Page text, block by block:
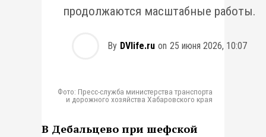
продолжаются масштабные работы.
By DVlife.ru on 25 июня 2026, 10:07
Фото: Пресс-служба министерства транспорта
и дорожного хозяйства Хабаровского края
В Дебальцево при шефской